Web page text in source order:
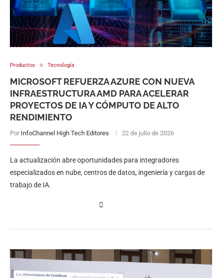
Productos Tecnología
MICROSOFT REFUERZA AZURE CON NUEVA
INFRAESTRUCTURA AMD PARA ACELERAR
PROYECTOS DE IA Y CÓMPUTO DE ALTO
RENDIMIENTO
Por InfoChannel High Tech Editores 22 de julio de 2026
La actualización abre oportunidades para integradores
especializados en nube, centros de datos, ingeniería y cargas de
trabajo de IA.